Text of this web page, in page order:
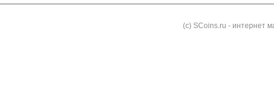
(с) SCoins.ru - интернет